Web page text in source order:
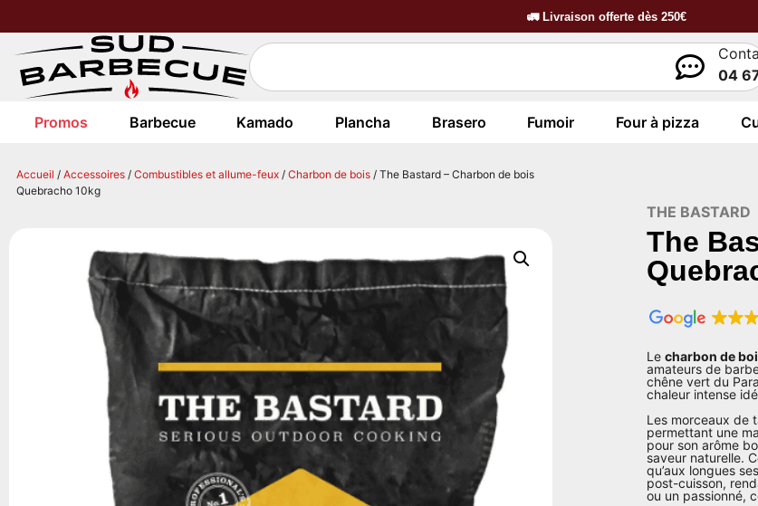
🚛 Livraison offerte dès 250€
04
Promos Barbecue Kamado Plancha Brasero Fumoir Four à pizza
Accueil / Accessoires / Combustibles et allume-feux / Charbon de bois / The Bastard – Charbon de bois
Quebracho 10kg
THE BASTARD
The
Le charbon de
amateurs de
chêne vert du
chaleur intense
Les morceaux de
permettant une
pour son arôme
saveur naturelle.
qu’aux longues
post-cuisson,
ou un passionné,